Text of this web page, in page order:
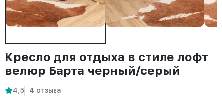
Кресло для отдыха в стиле лофт
велюр Барта черный/серый
4,5 4 отзыва